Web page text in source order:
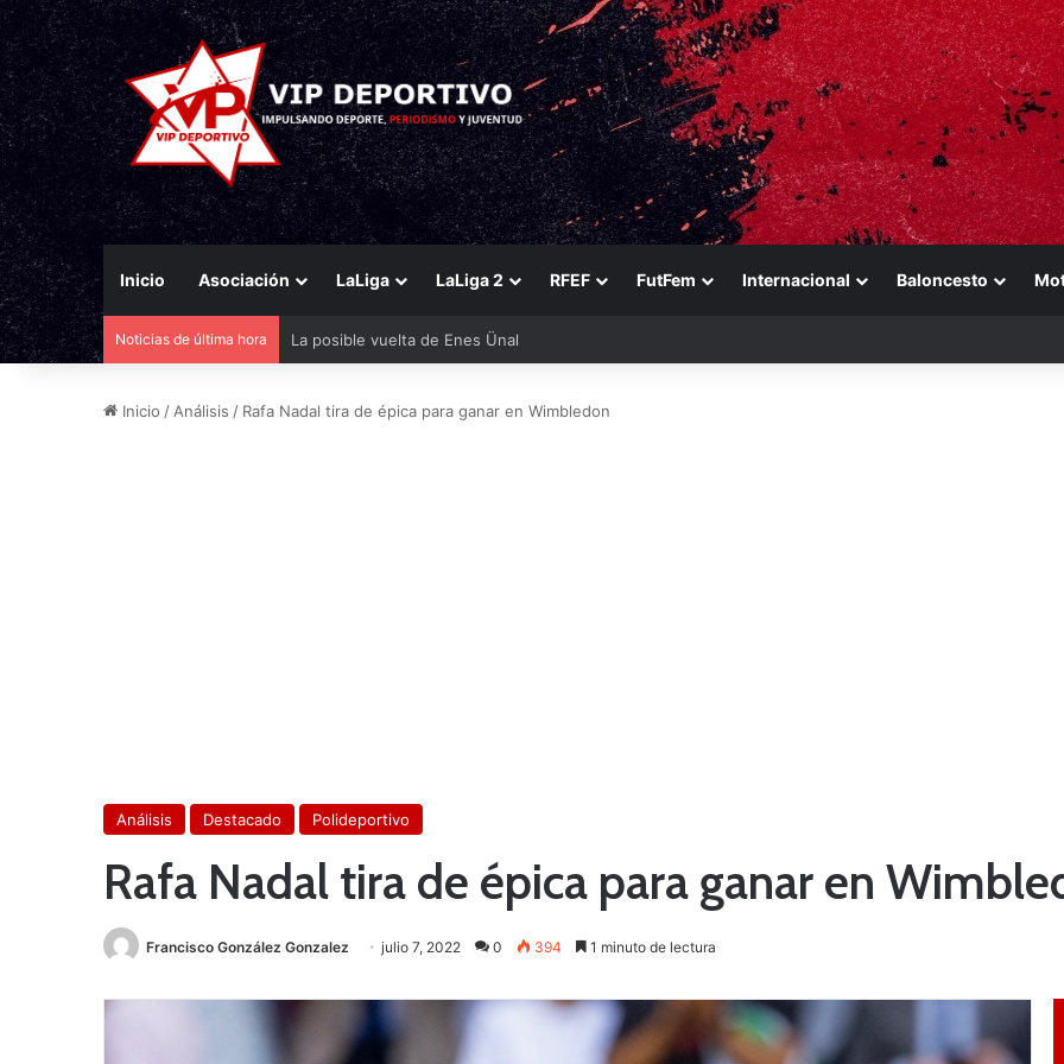
Inicio Asociación LaLiga LaLiga 2 RFEF FutFem Internacional Baloncesto
Noticias de última hora Bandazo de Aprilia y de Michelín a Ducati en un sábado perfecto para Jorge Martín
Inicio / Análisis / Rafa Nadal tira de épica para ganar en Wimbledon
Análisis Destacado Polideportivo
Rafa Nadal tira de épica para ganar en
Francisco González Gonzalez julio 7, 2022 0 394 1 minuto de lectura